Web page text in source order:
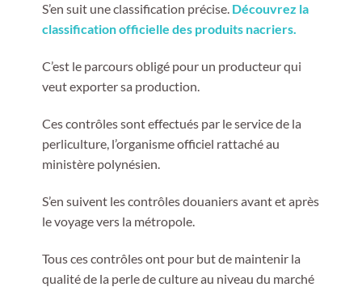
S’en suit une classification précise. Découvrez la
classification officielle des produits nacriers.
C’est le parcours obligé pour un producteur qui
veut exporter sa production.
Ces contrôles sont effectués par le service de la
perliculture, l’organisme officiel rattaché au
ministère polynésien.
S’en suivent les contrôles douaniers avant et après
le voyage vers la métropole.
Tous ces contrôles ont pour but de maintenir la
qualité de la perle de culture au niveau du marché